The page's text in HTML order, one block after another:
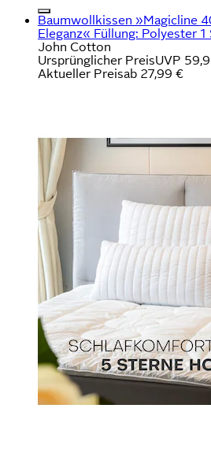
Baumwollkissen »Magicline
Eleganz« Füllung: Polyester 1
John Cotton
Ursprünglicher PreisUVP
Aktueller Preisab 27,99 €